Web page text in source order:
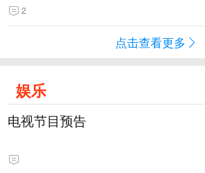
2
点击查看更多
娱乐
电视节目预告